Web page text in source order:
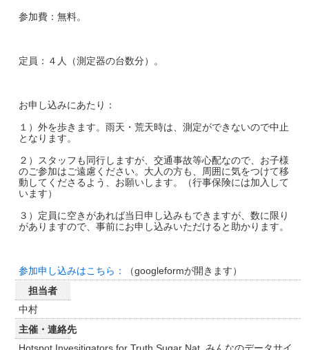
参加費：無料。
定員：４人（測定器の台数分）。
お申し込みにあたり：
１）外を歩きます。雨天・荒天時は、測定ができないので中止
となります。
２）スタッフも同行しますが、交通事故等心配なので、お子様
のご参加はご遠慮ください。大人の方も、周囲に気をつけて移
動してくださるよう、お願いします。（行事保険には加入して
います）
３）定員に空きがあれば当日申し込みもできますが、数に限り
がありますので、事前にお申し込みいただけると助かります。
参加申し込みはこちら：
（googleformが開きます）
担当者
中村
主催・連絡先
Hotspot Invesitigators for Truth Sugar Nat, みんなのデータサイ